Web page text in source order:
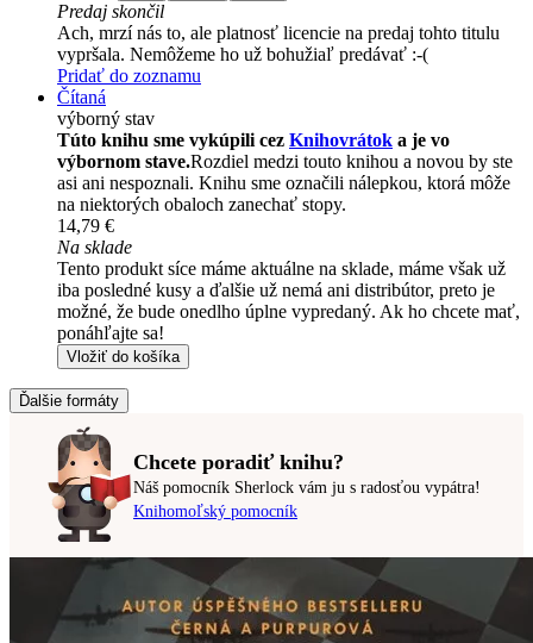
Predaj skončil
Ach, mrzí nás to, ale platnosť licencie na predaj tohto titulu
vypršala. Nemôžeme ho už bohužiaľ predávať :-(
Pridať do zoznamu
Čítaná
výborný stav
Túto knihu sme vykúpili cez Knihovrátok a je vo
výbornom stave.Rozdiel medzi touto knihou a novou by ste
asi ani nespoznali. Knihu sme označili nálepkou, ktorá môže
na niektorých obaloch zanechať stopy.
14,79 €
Na sklade
Tento produkt síce máme aktuálne na sklade, máme však už
iba posledné kusy a ďalšie už nemá ani distribútor, preto je
možné, že bude onedlho úplne vypredaný. Ak ho chcete mať,
ponáhľajte sa!
Vložiť do košíka
Ďalšie formáty
Chcete poradiť knihu?
Náš pomocník Sherlock vám ju s radosťou vypátra!
Knihomoľský pomocník